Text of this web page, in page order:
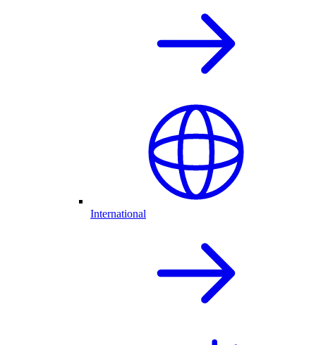
International